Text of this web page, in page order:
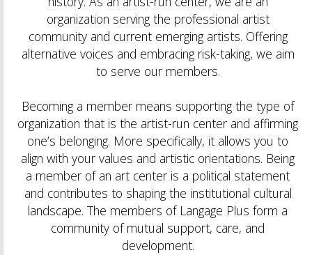
organization serving the professional artist
community and current emerging artists. Offering
alternative voices and embracing risk-taking, we aim
to serve our members.
Becoming a member means supporting the type of
organization that is the artist-run center and affirming
one’s belonging. More specifically, it allows you to
align with your values and artistic orientations. Being
a member of an art center is a political statement
and contributes to shaping the institutional cultural
landscape. The members of Langage Plus form a
community of mutual support, care, and
development.